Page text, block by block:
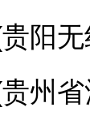
贵阳
省